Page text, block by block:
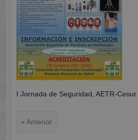
I Jornada de Seguridad, AETR-
« Anterior